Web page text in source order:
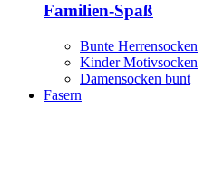
Familien-Spaß
Bunte Herrensocken
Kinder Motivsocken
Damensocken bunt
Fasern